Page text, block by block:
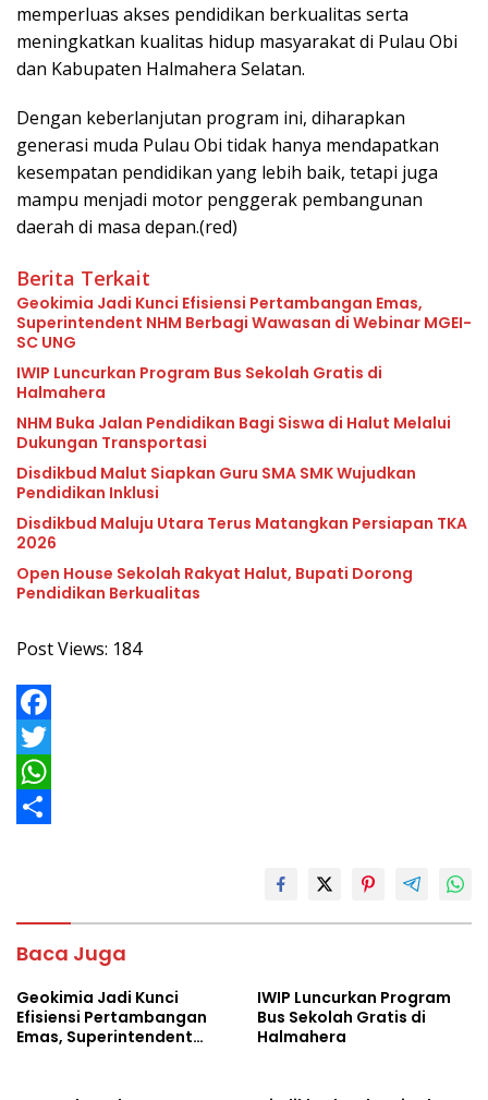
memperluas akses pendidikan berkualitas serta
meningkatkan kualitas hidup masyarakat di Pulau Obi
dan Kabupaten Halmahera Selatan.
Dengan keberlanjutan program ini, diharapkan
generasi muda Pulau Obi tidak hanya mendapatkan
kesempatan pendidikan yang lebih baik, tetapi juga
mampu menjadi motor penggerak pembangunan
daerah di masa depan.(red)
Berita Terkait
Geokimia Jadi Kunci Efisiensi Pertambangan Emas,
Superintendent NHM Berbagi Wawasan di Webinar MGEI-
SC UNG
IWIP Luncurkan Program Bus Sekolah Gratis di
Halmahera
NHM Buka Jalan Pendidikan Bagi Siswa di Halut Melalui
Dukungan Transportasi
Disdikbud Malut Siapkan Guru SMA SMK Wujudkan
Pendidikan Inklusi
Disdikbud Maluju Utara Terus Matangkan Persiapan TKA
2026
Open House Sekolah Rakyat Halut, Bupati Dorong
Pendidikan Berkualitas
Post Views: 184
F
a
c
o
T
w
e
W
s
p
p
r
Baca Juga
Geokimia Jadi Kunci
Efisiensi Pertambangan
Emas, Superintendent
IWIP Luncurkan Program
Bus Sekolah Gratis di
Halmahera